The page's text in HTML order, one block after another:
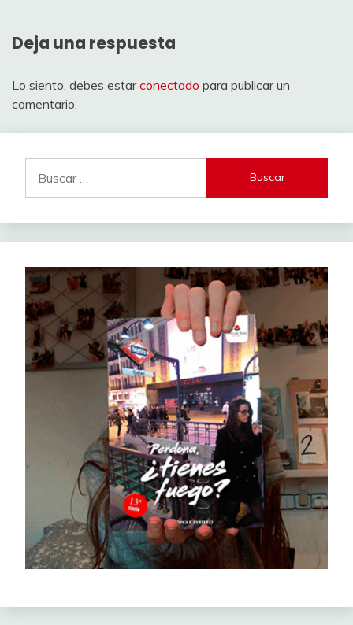
Deja una respuesta
Lo siento, debes estarconectado para publicar un
comentario.